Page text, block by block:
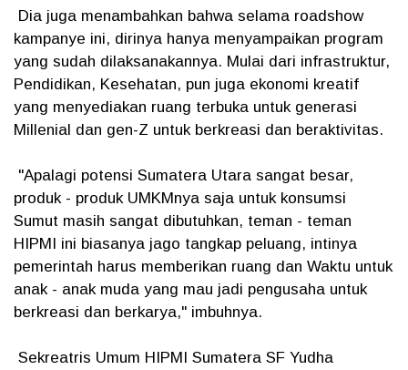
Dia juga menambahkan bahwa selama roadshow
kampanye ini, dirinya hanya menyampaikan program
yang sudah dilaksanakannya. Mulai dari infrastruktur,
Pendidikan, Kesehatan, pun juga ekonomi kreatif
yang menyediakan ruang terbuka untuk generasi
Millenial dan gen-Z untuk berkreasi dan beraktivitas.
"Apalagi potensi Sumatera Utara sangat besar,
produk - produk UMKMnya saja untuk konsumsi
Sumut masih sangat dibutuhkan, teman - teman
HIPMI ini biasanya jago tangkap peluang, intinya
pemerintah harus memberikan ruang dan Waktu untuk
anak - anak muda yang mau jadi pengusaha untuk
berkreasi dan berkarya," imbuhnya.
Sekreatris Umum HIPMI Sumatera SF Yudha